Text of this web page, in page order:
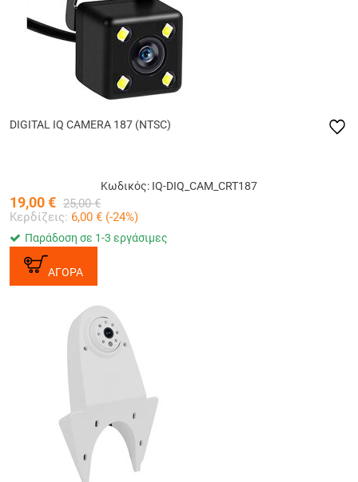
DIGITAL IQ CAMERA 187 (NTSC)
Κωδικός: IQ-DIQ_CAM_CRT187
19,00€ 25,00 €
Κερδίζεις: 6,00 € (-24%)
Παράδοση σε 1-3 εργάσιμες
ΑΓΟΡΑ